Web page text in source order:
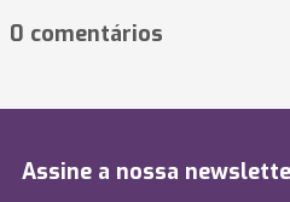
0 comentários
Assine a nossa